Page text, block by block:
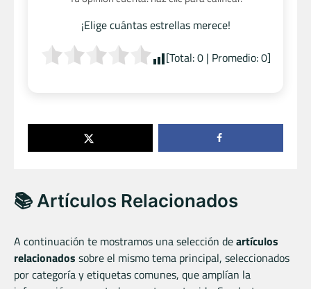
¡Elige cuántas estrellas merece!
[Total:0| Promedio:0]
📚 Artículos Relacionados
A continuación te mostramos una selección deartículos
relacionados sobre el mismo tema principal, seleccionados
por categoría y etiquetas comunes, que amplían la